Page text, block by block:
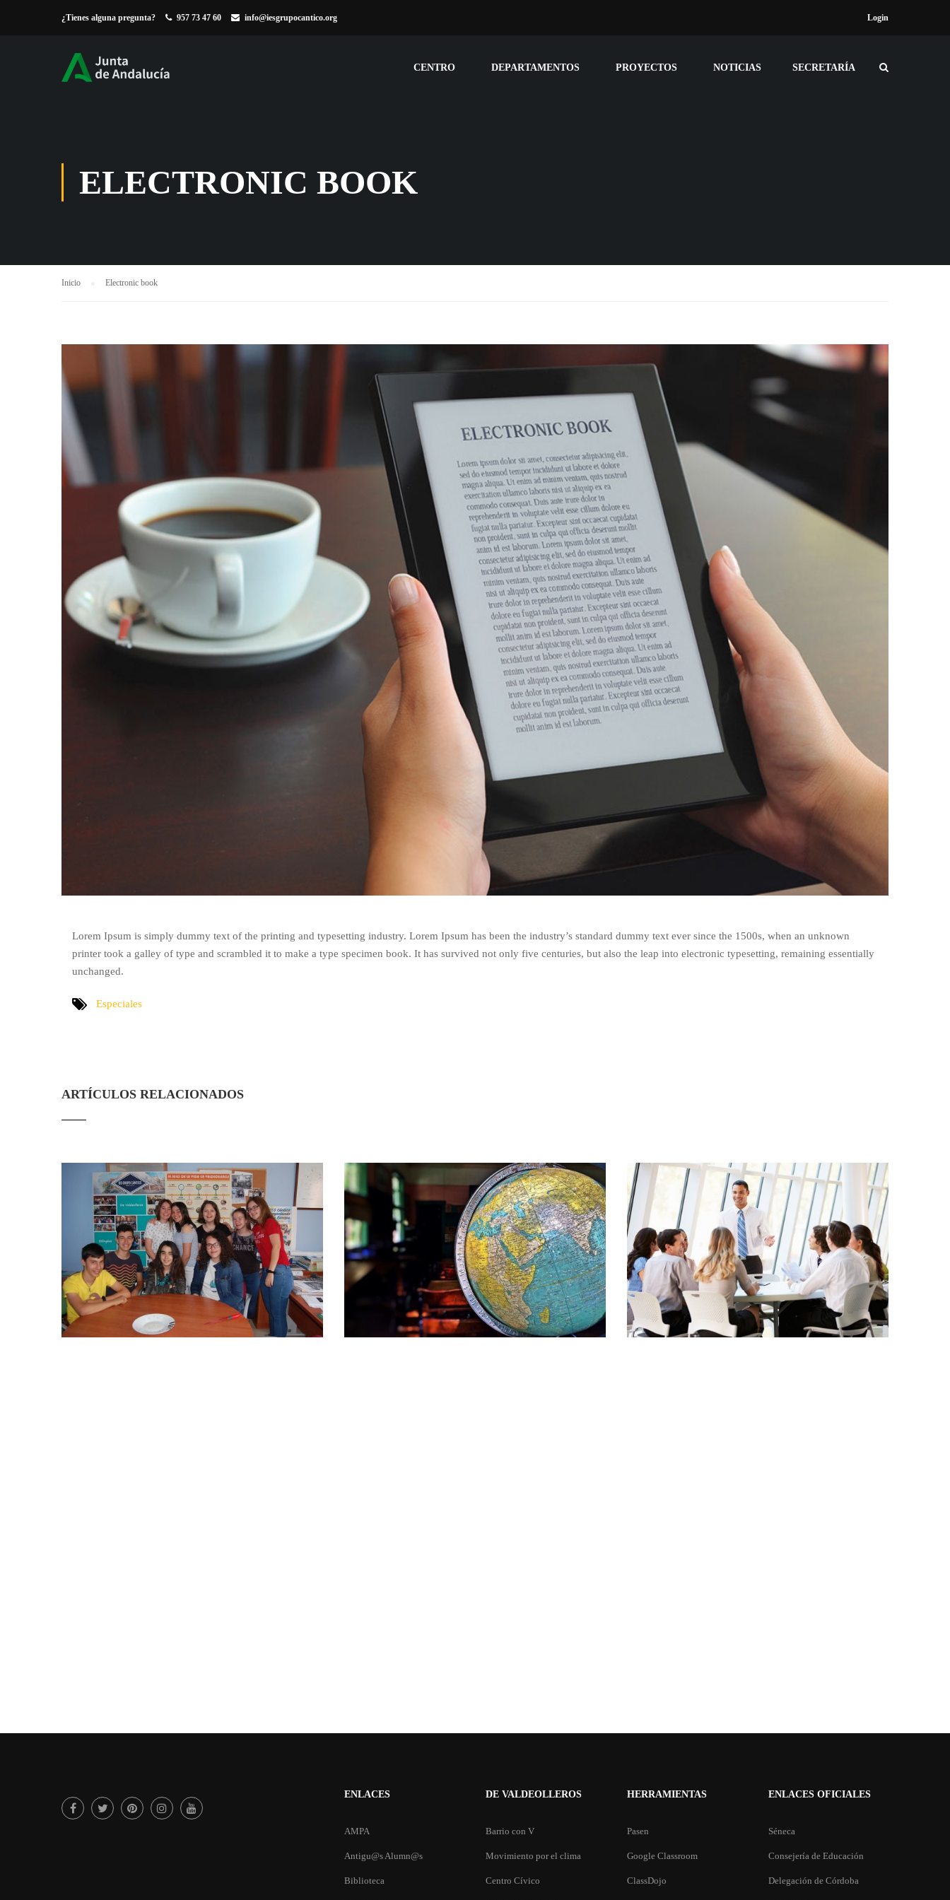
¿Tienes alguna pregunta? 957 73 47 60 info@iesgrupocantico.org Login
CENTRO DEPARTAMENTOS PROYECTOS NOTICIAS SECRETARÍA
ELECTRONIC BOOK
Inicio Electronic book
Lorem Ipsum is simply dummy text of the printing and typesetting industry. Lorem Ipsum has been the industry’s standard dummy text ever since the 1500s, when an unknown
printer took a galley of type and scrambled it to make a type specimen book. It has survived not only five centuries, but also the leap into electronic typesetting, remaining essentially
unchanged.
Especiales
ARTÍCULOS RELACIONADOS
ENLACES
AMPA
Antigu@s Alumn@s
Biblioteca
DE VALDEOLLEROS
Barrio con V
Movimiento por el clima
Centro Cívico
HERRAMIENTAS
Pasen
Google Classroom
ClassDojo
ENLACES OFICIALES
Séneca
Consejería de Educación
Delegación de Córdoba